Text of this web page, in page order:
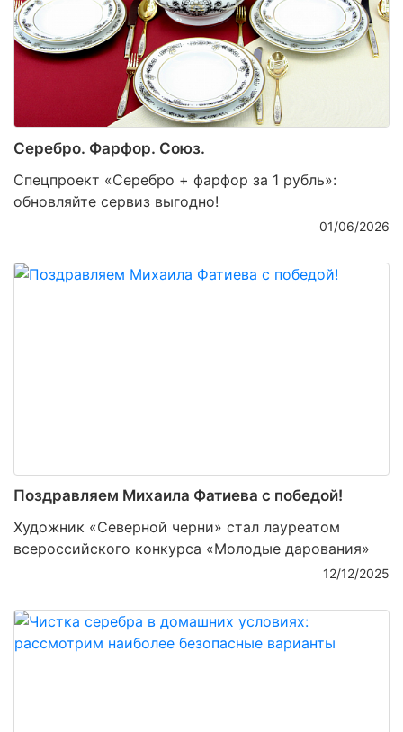
Серебро. Фарфор. Союз.
Спецпроект «Серебро + фарфор за 1 рубль»:
обновляйте сервиз выгодно!
01/06/2026
Поздравляем Михаила Фатиева c победой!
Художник «Северной черни» стал лауреатом
всероссийского конкурса «Молодые дарования»
12/12/2025